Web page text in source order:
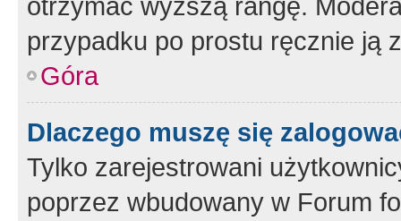
przypadku po prostu ręcznie ją
Góra
Dlaczego muszę się
Tylko zarejestrowani
poprzez wbudowany w Forum